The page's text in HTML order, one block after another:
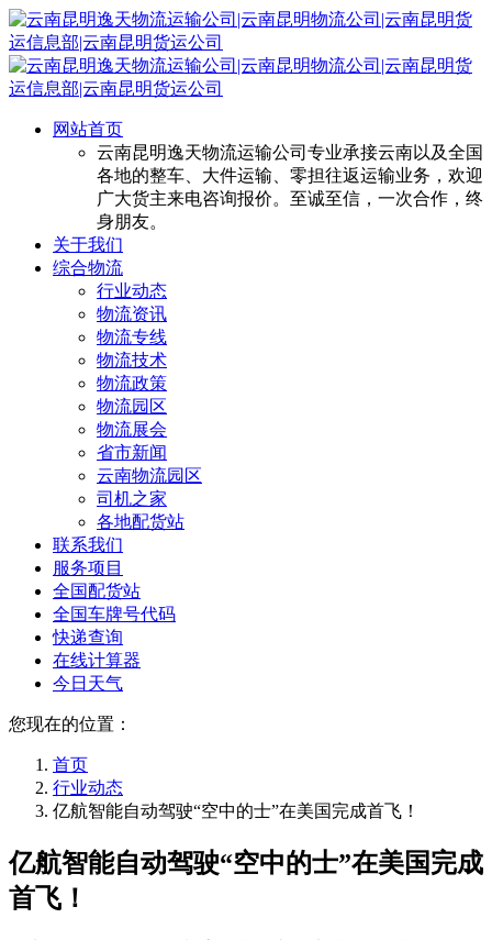
网站首页
云南昆明逸天物流运输公司专业承接云南以及全国
各地的整车、大件运输、零担往返运输业务，欢迎
广大货主来电咨询报价。至诚至信，一次合作，终
身朋友。
关于我们
综合物流
行业动态
物流资讯
物流专线
物流技术
物流政策
物流园区
物流展会
省市新闻
云南物流园区
司机之家
各地配货站
联系我们
服务项目
全国配货站
全国车牌号代码
快递查询
在线计算器
今日天气
您现在的位置：
首页
行业动态
亿航智能自动驾驶“空中的士”在美国完成首飞！
亿航智能自动驾驶“空中的士”在美国完成
首飞！